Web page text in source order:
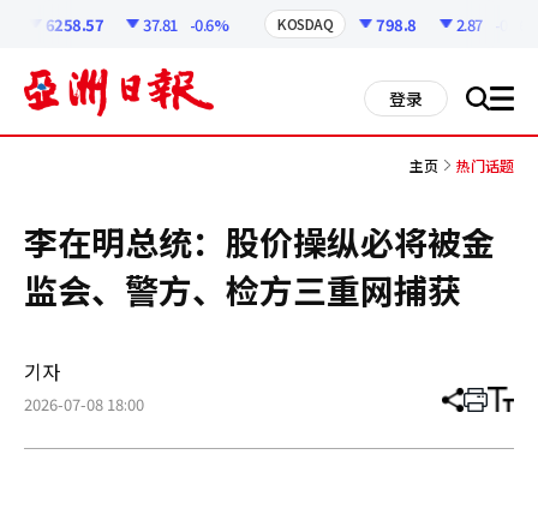
6258.57 37.81 -0.6% KOSDAQ 798.8 2.87
登录 搜 all
主页 热门话题
李在明总统：股价操纵必将被金
监会、警方、检方三重网捕获
기자
2026-07-08 18:00 分
章
打 调
小